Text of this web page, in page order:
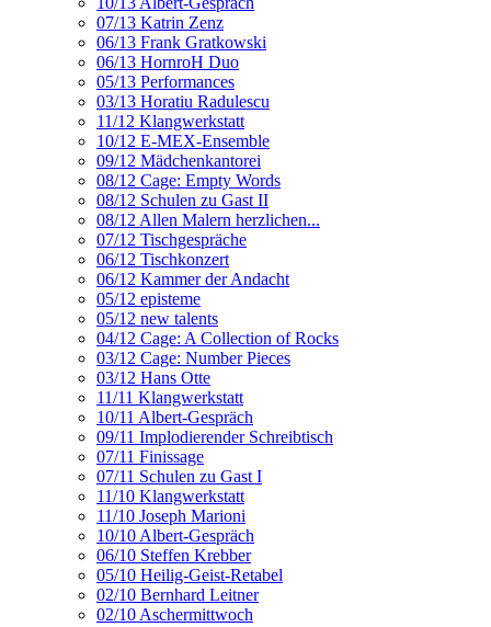
07/13 Katrin Zenz
06/13 Frank Gratkowski
06/13 HornroH Duo
05/13 Performances
03/13 Horatiu Radulescu
11/12 Klangwerkstatt
10/12 E-MEX-Ensemble
09/12 Mädchenkantorei
08/12 Cage: Empty Words
08/12 Schulen zu Gast II
08/12 Allen Malern herzlichen...
07/12 Tischgespräche
06/12 Tischkonzert
06/12 Kammer der Andacht
05/12 episteme
05/12 new talents
04/12 Cage: A Collection of Rocks
03/12 Cage: Number Pieces
03/12 Hans Otte
11/11 Klangwerkstatt
10/11 Albert-Gespräch
09/11 Implodierender Schreibtisch
07/11 Finissage
07/11 Schulen zu Gast I
11/10 Klangwerkstatt
11/10 Joseph Marioni
10/10 Albert-Gespräch
06/10 Steffen Krebber
05/10 Heilig-Geist-Retabel
02/10 Bernhard Leitner
02/10 Aschermittwoch